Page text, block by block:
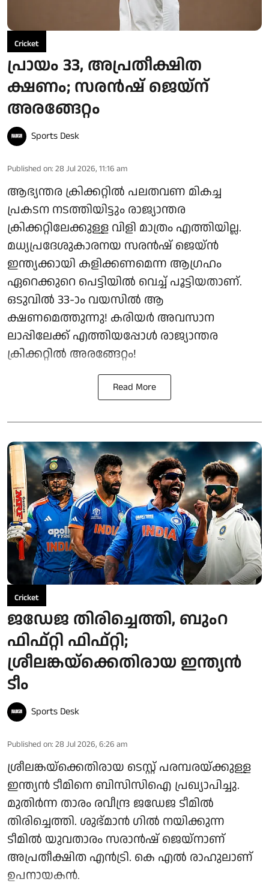
Cricket
പ്രായം 33, അപ്രതീക്ഷിത
ക്ഷണം; സരൻഷ് ജെയ്‌ന്
അരങ്ങേറ്റം
Sports Desk
Published on: 28 Jul 2026, 11:16 am
ആഭ്യന്തര ക്രിക്കറ്റിൽ പലതവണ മികച്ച
പ്രകടന നടത്തിയിട്ടും രാജ്യാന്തര
ക്രിക്കറ്റിലേക്കുള്ള വിളി മാത്രം എത്തിയില്ല.
മധ്യപ്രദേശുകാരനയ സരൻഷ് ജെയ്ൻ
ഇന്ത്യക്കായി കളിക്കണമെന്ന ആഗ്രഹം
ഏറെക്കുറെ പെട്ടിയിൽ വെച്ച് പൂട്ടിയതാണ്.
ഒടുവിൽ 33-ാം വയസിൽ ആ
ക്ഷണമെത്തുന്നു! കരിയർ അവസാന
ലാപ്പിലേക്ക് എത്തിയപ്പോൾ രാജ്യാന്തര
ക്രിക്കറ്റിൽ അരങ്ങേറ്റം!
Read More
Cricket
ജഡേജ തിരിച്ചെത്തി, ബുംറ
ഫിഫ്റ്റി ഫിഫ്റ്റി;
ശ്രീലങ്കയ്‌ക്കെതിരായ ഇന്ത്യൻ
ടീം
Sports Desk
Published on: 28 Jul 2026, 6:26 am
ശ്രീലങ്കയ്‌ക്കെതിരായ ടെസ്റ്റ് പരമ്പരയ്ക്കുള്ള
ഇന്ത്യൻ ടീമിനെ ബിസിസിഐ പ്രഖ്യാപിച്ചു.
മുതിർന്ന താരം രവീന്ദ്ര ജഡേജ ടീമിൽ
തിരിച്ചെത്തി. ശുഭ്മാൻ ഗിൽ നയിക്കുന്ന
ടീമിൽ യുവതാരം സരാൻഷ് ജെയ്നാണ്
അപ്രതീക്ഷിത എൻട്രി. കെ എൽ രാഹുലാണ്
ഉപനായകൻ.